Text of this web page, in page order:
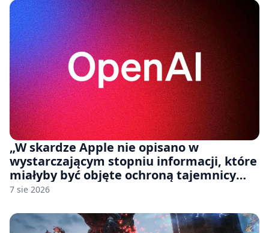
„W skardze Apple nie opisano w
wystarczającym stopniu informacji, które
miałyby być objęte ochroną tajemnicy
handlowej”. OpenAI żąda odrzucenia
7 sie 2026